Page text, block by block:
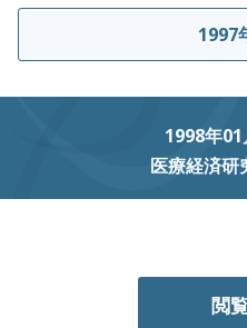
1997
1998年
医療経済研
閲